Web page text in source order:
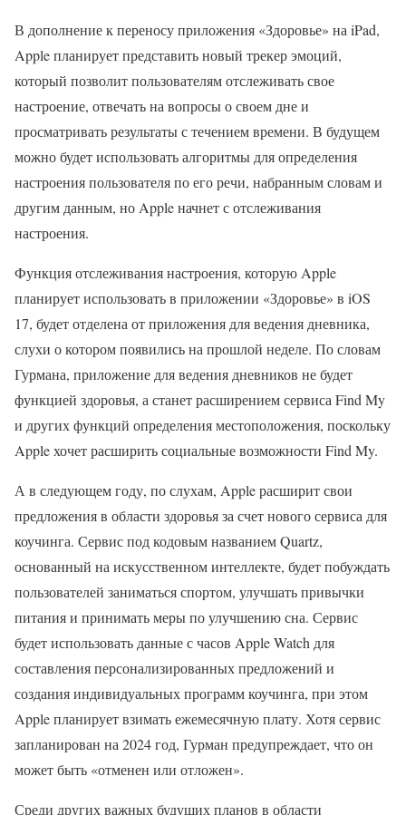
В дополнение к переносу приложения «Здоровье» на iPad,
Apple планирует представить новый трекер эмоций,
который позволит пользователям отслеживать свое
настроение, отвечать на вопросы о своем дне и
просматривать результаты с течением времени. В будущем
можно будет использовать алгоритмы для определения
настроения пользователя по его речи, набранным словам и
другим данным, но Apple начнет с отслеживания
настроения.
Функция отслеживания настроения, которую Apple
планирует использовать в приложении «Здоровье» в iOS
17, будет отделена от приложения для ведения дневника,
слухи о котором появились на прошлой неделе. По словам
Гурмана, приложение для ведения дневников не будет
функцией здоровья, а станет расширением сервиса Find My
и других функций определения местоположения, поскольку
Apple хочет расширить социальные возможности Find My.
А в следующем году, по слухам, Apple расширит свои
предложения в области здоровья за счет нового сервиса для
коучинга. Сервис под кодовым названием Quartz,
основанный на искусственном интеллекте, будет побуждать
пользователей заниматься спортом, улучшать привычки
питания и принимать меры по улучшению сна. Сервис
будет использовать данные с часов Apple Watch для
составления персонализированных предложений и
создания индивидуальных программ коучинга, при этом
Apple планирует взимать ежемесячную плату. Хотя сервис
запланирован на 2024 год, Гурман предупреждает, что он
может быть «отменен или отложен».
Среди других важных будущих планов в области